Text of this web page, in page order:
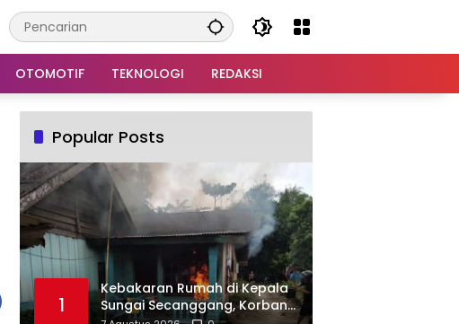
OTOMOTIF TEKNOLOGI REDAKSI
Popular Posts
1
Kebakaran Rumah di Kepala
Sungai Secanggang, Korban